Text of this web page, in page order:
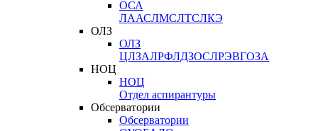
ОСА
ЛААСЛМСЛТСЛКЭ
ОЛЗ
ОЛЗ
ЦЛЗАЛРФЛДЗОСЛРЭВГОЗА
НОЦ
НОЦ
Отдел аспирантуры
Обсерватории
Обсерватории